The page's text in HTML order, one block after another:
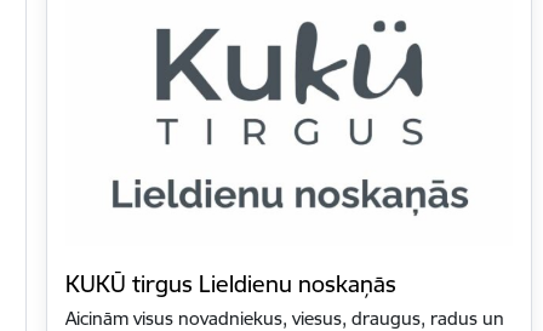
KUKŪ tirgus Lieldienu noskaņās
Aicinām visus novadniekus, viesus, draugus, radus un